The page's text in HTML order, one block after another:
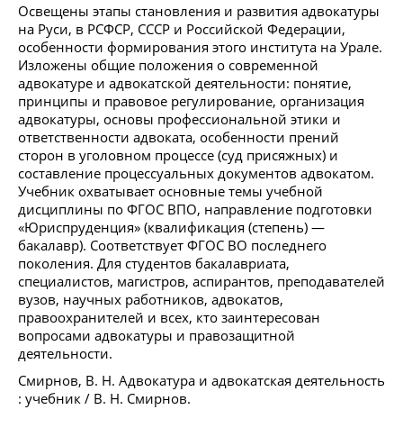
Освещены этапы становления и развития адвокатуры
на Руси, в РСФСР, СССР и Российской Федерации,
особенности формирования этого института на Урале.
Изложены общие положения о современной
адвокатуре и адвокатской деятельности: понятие,
принципы и правовое регулирование, организация
адвокатуры, основы профессиональной этики и
ответственности адвоката, особенности прений
сторон в уголовном процессе (суд присяжных) и
составление процессуальных документов адвокатом.
Учебник охватывает основные темы учебной
дисциплины по ФГОС ВПО, направление подготовки
«Юриспруденция» (квалификация (степень) —
бакалавр). Соответствует ФГОС ВО последнего
поколения. Для студентов бакалавриата,
специалистов, магистров, аспирантов, преподавателей
вузов, научных работников, адвокатов,
правоохранителей и всех, кто заинтересован
вопросами адвокатуры и правозащитной
деятельности.
Смирнов, В. Н. Адвокатура и адвокатская деятельность
: учебник / В. Н. Смирнов.